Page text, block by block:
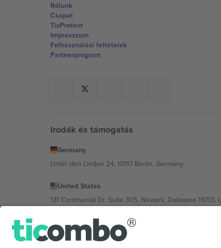
Rólunk
Csapat
TixProtect
Impresszum
Felhasználási feltételek
Partnerprogram
Irodák és támogatás
Germany
Unter den Linden 24, 10117 Berlin, Germany
United States
131 Continental Dr, Suite 305, Newark, Delaware 19713,
Bulgaria
Regus Sofia City West, bul Totleben 53-55, 1606 Sofia,